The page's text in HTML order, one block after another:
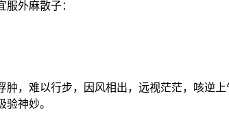
外麻散子：
，难以行步，因风相出，远视茫茫，咳逆
神妙。